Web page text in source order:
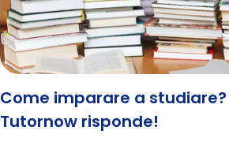
Come imparare a studiare?
Tutornow risponde!